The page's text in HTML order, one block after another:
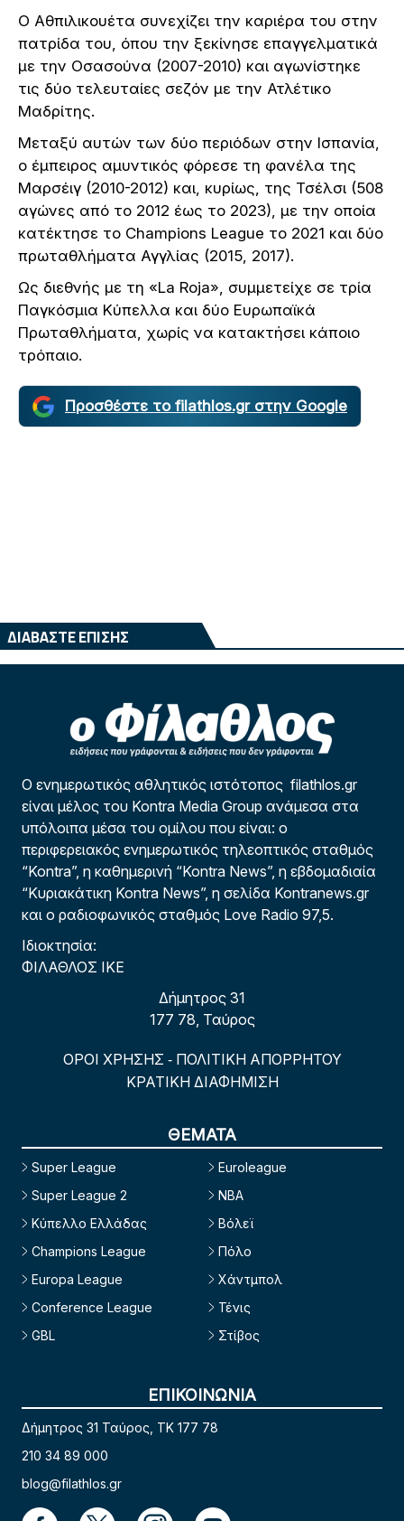
Ο Αθπιλικουέτα συνεχίζει την καριέρα του στην
πατρίδα του, όπου την ξεκίνησε επαγγελματικά
με την Οσασούνα (2007-2010) και αγωνίστηκε
τις δύο τελευταίες σεζόν με την Ατλέτικο
Μαδρίτης.
Μεταξύ αυτών των δύο περιόδων στην Ισπανία,
ο έμπειρος αμυντικός φόρεσε τη φανέλα της
Μαρσέιγ (2010-2012) και, κυρίως, της Τσέλσι (508
αγώνες από το 2012 έως το 2023), με την οποία
κατέκτησε το Champions League το 2021 και δύο
πρωταθλήματα Αγγλίας (2015, 2017).
Ως διεθνής με τη «La Roja», συμμετείχε σε τρία
Παγκόσμια Κύπελλα και δύο Ευρωπαϊκά
Πρωταθλήματα, χωρίς να κατακτήσει κάποιο
τρόπαιο.
Προσθέστε το filathlos.gr στην Google
ΔΙΑΒΑΣΤΕ ΕΠΙΣΗΣ
Ο ενημερωτικός αθλητικός ιστότοπος filathlos.gr
είναι μέλος του Kontra Media Group ανάμεσα στα
υπόλοιπα μέσα του ομίλου που είναι: ο
περιφερειακός ενημερωτικός τηλεοπτικός σταθμός
“Kontra”, η καθημερινή “Kontra News”, η εβδομαδιαία
“Κυριακάτικη Kontra News”, η σελίδα Kontranews.gr
και ο ραδιοφωνικός σταθμός Love Radio 97,5.
Ιδιοκτησία:
ΦΙΛΑΘΛΟΣ ΙΚΕ
Δήμητρος 31
177 78, Ταύρος
ΟΡΟΙ ΧΡΗΣΗΣ - ΠΟΛΙΤΙΚΗ ΑΠΟΡΡΗΤΟΥ
ΚΡΑΤΙΚΗ ΔΙΑΦΗΜΙΣΗ
ΘΕΜΑΤΑ
Super League
Super League 2
Κύπελλο Ελλάδας
Champions League
Europa League
Conference League
GBL
Euroleague
NBA
Βόλεϊ
Πόλο
Χάντμπολ
Τένις
Στίβος
ΕΠΙΚΟΙΝΩΝΙΑ
Δήμητρος 31 Ταύρος, TK 177 78
210 34 89 000
blog@filathlos.gr